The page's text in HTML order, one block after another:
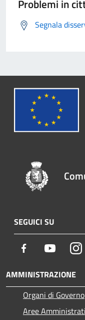
Problemi in
Segnala
SEGUICI SU
Facebook Youtube
AMMINISTRAZIONE
Organi di Governo
Aree